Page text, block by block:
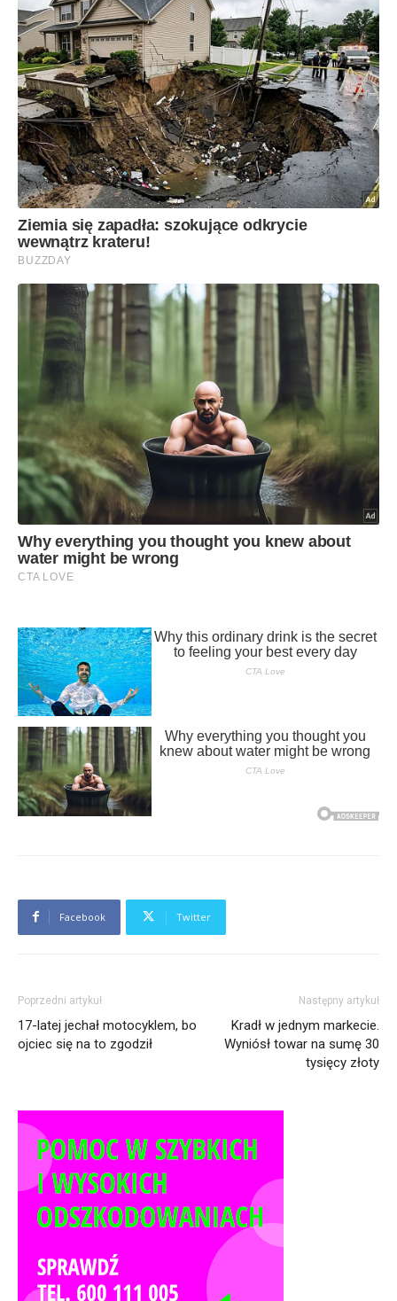
Facebook Twitter
Poprzedni artykuł
17-latej jechał motocyklem, bo
ojciec się na to zgodził
Następny artykuł
Kradł w jednym markecie.
Wyniósł towar na sumę 30
tysięcy złoty